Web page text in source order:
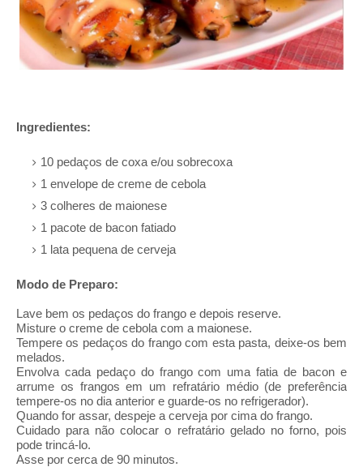
Ingredientes:
10 pedaços de coxa e/ou sobrecoxa
1 envelope de creme de cebola
3 colheres de maionese
1 pacote de bacon fatiado
1 lata pequena de cerveja
Modo de Preparo:
Lave bem os pedaços do frango e depois reserve.
Misture o creme de cebola com a maionese.
Tempere os pedaços do frango com esta pasta, deixe-os bem
melados.
Envolva cada pedaço do frango com uma fatia de bacon e
arrume os frangos em um refratário médio (de preferência
tempere-os no dia anterior e guarde-os no refrigerador).
Quando for assar, despeje a cerveja por cima do frango.
Cuidado para não colocar o refratário gelado no forno, pois
pode trincá-lo.
Asse por cerca de 90 minutos.